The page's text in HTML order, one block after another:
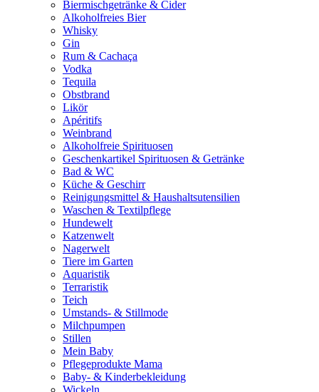
Biermischgetränke & Cider
Alkoholfreies Bier
Whisky
Gin
Rum & Cachaça
Vodka
Tequila
Obstbrand
Likör
Apéritifs
Weinbrand
Alkoholfreie Spirituosen
Geschenkartikel Spirituosen & Getränke
Bad & WC
Küche & Geschirr
Reinigungsmittel & Haushaltsutensilien
Waschen & Textilpflege
Hundewelt
Katzenwelt
Nagerwelt
Tiere im Garten
Aquaristik
Terraristik
Teich
Umstands- & Stillmode
Milchpumpen
Stillen
Mein Baby
Pflegeprodukte Mama
Baby- & Kinderbekleidung
Wickeln